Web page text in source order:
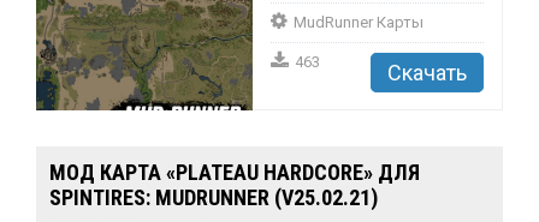
MudRunner Карты
463 Скачать
МОД КАРТА «PLATEAU HARDCORE» ДЛЯ
SPINTIRES: MUDRUNNER (V25.02.21)